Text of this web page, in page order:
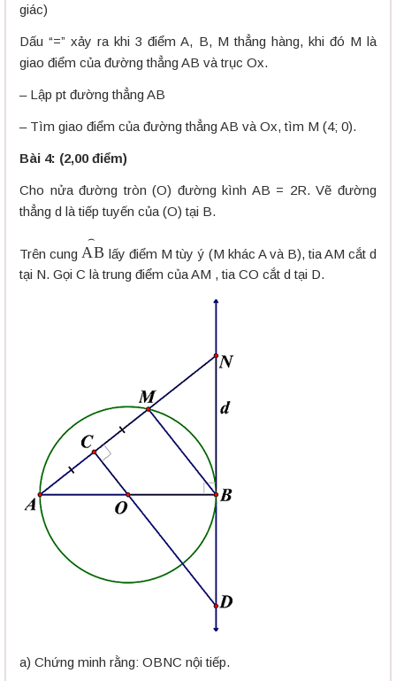
giác)
Dấu “=” xảy ra khi 3 điểm A, B, M thẳng hàng, khi đó M là
giao điểm của đường thẳng AB và trục Ox.
– Lập pt đường thẳng AB
– Tìm giao điểm của đường thẳng AB và Ox, tìm M (4; 0).
Bài 4: (2,00 điểm)
Cho nửa đường tròn (O) đường kình AB = 2R. Vẽ đường
thẳng d là tiếp tuyến của (O) tại B.
Trên cung AB⌢lấy điểm M tùy ý (M khác A và B), tia AM cắt d
tại N. Gọi C là trung điểm của AM , tia CO cắt d tại D.
a) Chứng minh rằng: OBNC nội tiếp.